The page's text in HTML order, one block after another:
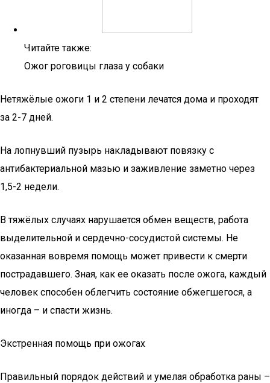
Читайте также:
Ожог роговицы глаза у собаки
Нетяжёлые ожоги 1 и 2 степени лечатся дома и проходят
за 2-7 дней.
На лопнувший пузырь накладывают повязку с
антибактериальной мазью и заживление заметно через
1,5-2 недели.
В тяжёлых случаях нарушается обмен веществ, работа
выделительной и сердечно-сосудистой системы. Не
оказанная вовремя помощь может привести к смерти
пострадавшего. Зная, как ее оказать после ожога, каждый
человек способен облегчить состояние обжегшегося, а
иногда – и спасти жизнь.
Экстренная помощь при ожогах
Правильный порядок действий и умелая обработка раны –